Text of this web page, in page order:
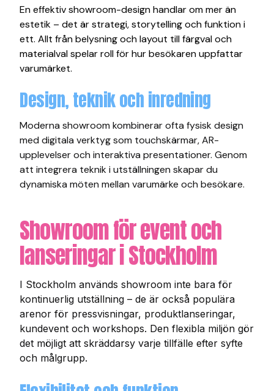
En effektiv showroom-design handlar om mer än
estetik – det är strategi, storytelling och funktion i
ett. Allt från belysning och layout till färgval och
materialval spelar roll för hur besökaren uppfattar
varumärket.
Design, teknik och inredning
Moderna showroom kombinerar ofta fysisk design
med digitala verktyg som touchskärmar, AR-
upplevelser och interaktiva presentationer. Genom
att integrera teknik i utställningen skapar du
dynamiska möten mellan varumärke och besökare.
Showroom för event och
lanseringar i Stockholm
I Stockholm används showroom inte bara för
kontinuerlig utställning – de är också populära
arenor för pressvisningar, produktlanseringar,
kundevent och workshops. Den flexibla miljön gör
det möjligt att skräddarsy varje tillfälle efter syfte
och målgrupp.